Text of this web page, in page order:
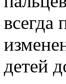
всегда
детей